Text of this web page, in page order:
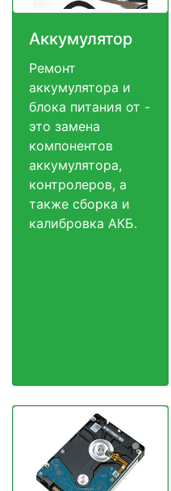
Аккумулятор
Ремонт
аккумулятора и
блока питания от -
это замена
компонентов
аккумулятора,
контролеров, а
также сборка и
калибровка АКБ.